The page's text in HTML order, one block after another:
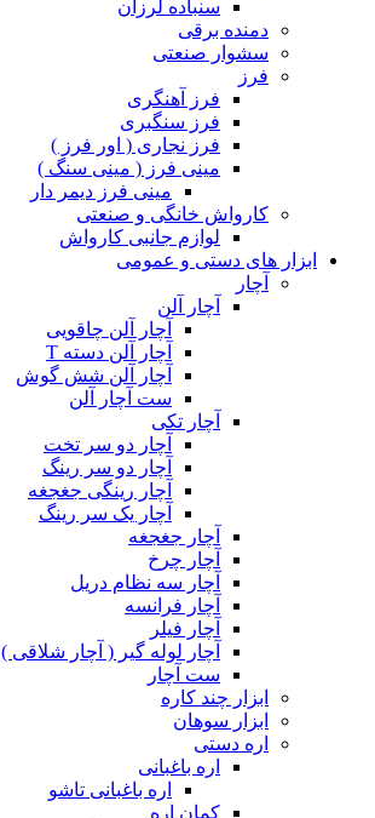
سنباده لرزان
دمنده برقی
سشوار صنعتی
فرز
فرز آهنگری
فرز سنگبری
فرز نجاری ( اور فرز )
مینی فرز ( مینی سنگ )
مینی فرز دیمر دار
کارواش خانگی و صنعتی
لوازم جانبی کارواش
ابزار های دستی و عمومی
آچار
آچار آلن
آچار آلن چاقویی
آچار آلن دسته T
آچار آلن شش گوش
ست آچار آلن
آچار تکی
آچار دو سر تخت
آچار دو سر رینگ
آچار رینگی جغجغه
آچار یک سر رینگ
آچار جغجغه
آچار چرخ
آچار سه نظام دریل
آچار فرانسه
آچار فیلر
آچار لوله گیر ( آچار شلاقی )
ست آچار
ابزار چند کاره
ابزار سوهان
اره دستی
اره باغبانی
اره باغبانی تاشو
کمان اره